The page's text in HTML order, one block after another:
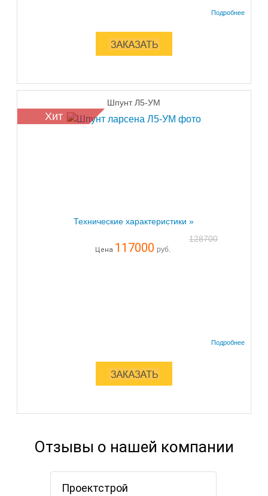
Хит
Шпунт Л5-УМ
Технические характеристики »
128700
Цена 117000 руб.
Отзывы о нашей компании
Проектстрой